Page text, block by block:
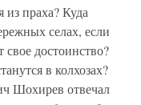
из праха? Куда
селах, если
свое достоинство?
в колхозах?
Шохирев отвечал